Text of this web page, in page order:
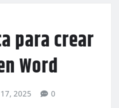
para crear
Word
17, 2025 0